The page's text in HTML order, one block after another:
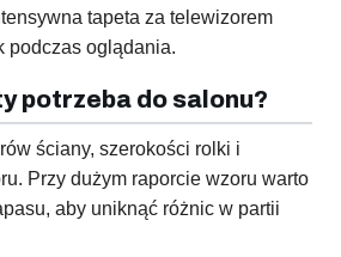
tapeta za telewizorem
podczas oglądania.
potrzeba do salonu?
ściany, szerokości rolki i
Przy dużym raporcie wzoru warto
aby uniknąć różnic w partii